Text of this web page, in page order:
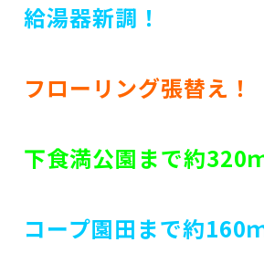
給湯器新調！
フローリング張替え！
下食満公園まで約320
コープ園田まで約160